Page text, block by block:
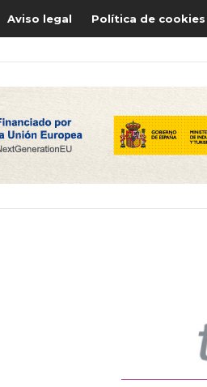
Aviso legal Política de cookies